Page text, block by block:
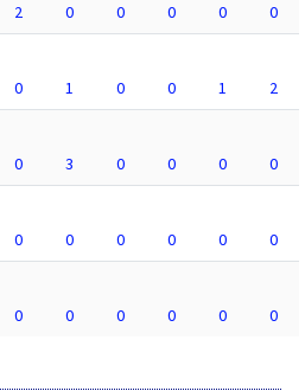
2 0 0 0 0
0
0 1 0 0 1
2
0 3 0 0 0
0
0 0 0 0 0
0
0 0 0 0 0 0